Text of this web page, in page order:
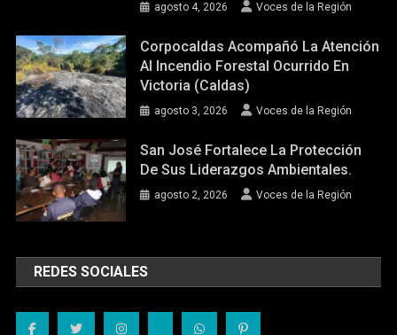
agosto 4, 2026 Voces de la Región
Corpocaldas Acompañó La Atención
Al Incendio Forestal Ocurrido En
Victoria (Caldas)
agosto 3, 2026 Voces de la Región
San José Fortalece La Protección
De Sus Liderazgos Ambientales.
agosto 2, 2026 Voces de la Región
REDES SOCIALES